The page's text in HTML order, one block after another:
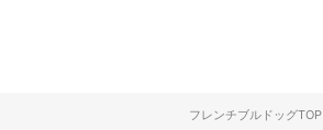
フレンチブルドッグTOP